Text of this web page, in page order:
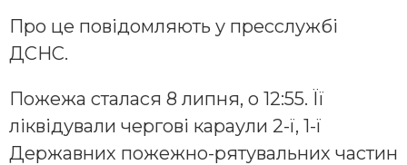
Про це повідомляють у пресслужбі
ДСНС.
Пожежа сталася 8 липня, о 12:55. Її
ліквідували чергові караули 2-ї, 1-ї
Державних пожежно-рятувальних частин